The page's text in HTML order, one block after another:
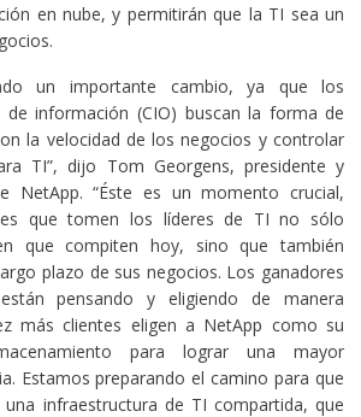
en nube, y permitirán que la TI sea un
un importante cambio, ya que los
de información (CIO) buscan la forma de
la velocidad de los negocios y controlar
TI”, dijo Tom Georgens, presidente y
NetApp. “Éste es un momento crucial,
que tomen los líderes de TI no sólo
que compiten hoy, sino que también
plazo de sus negocios. Los ganadores
pensando y eligiendo de manera
más clientes eligen a NetApp como su
para lograr una mayor
Estamos preparando el camino para que
infraestructura de TI compartida, que